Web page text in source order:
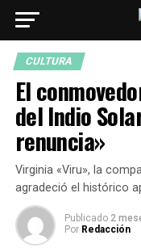
CULTURA
El
del Indio
renuncia»
Virginia «Viru», la
agradeció el histórico
Publicado 2
Por Redacción